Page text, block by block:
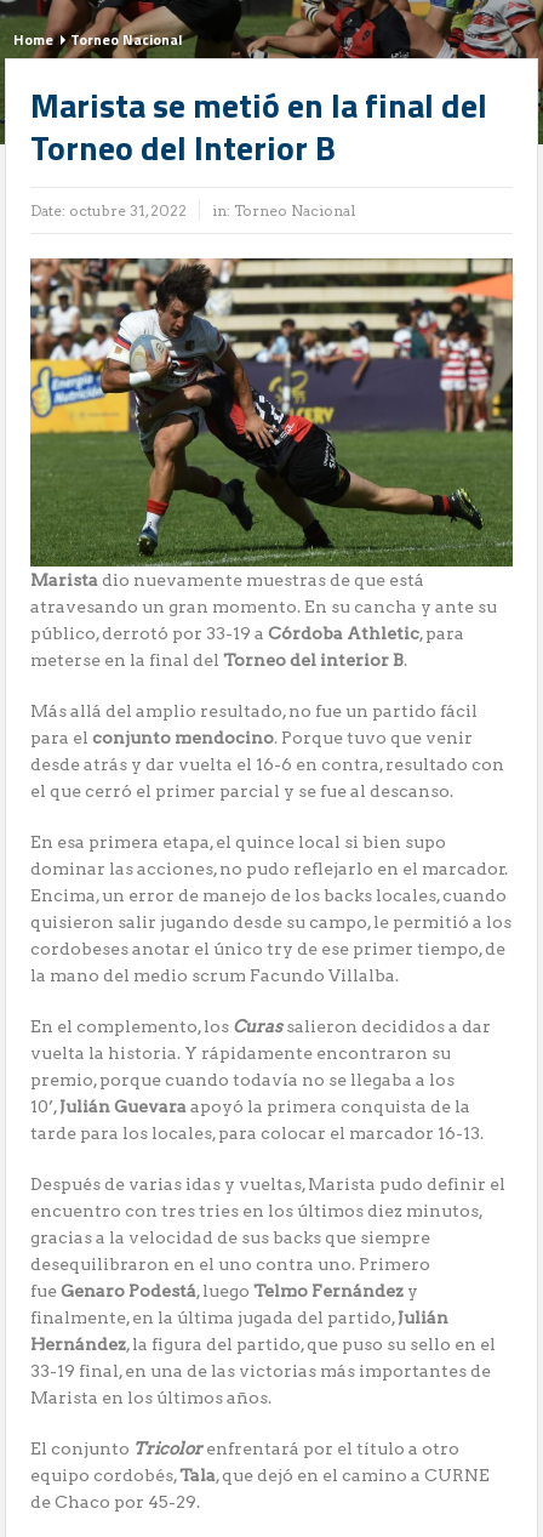
Home Torneo Nacional
Marista se metió en la final del
Torneo del Interior B
Date: octubre 31, 2022 in: Torneo Nacional
Maristadio nuevamente muestras de que está
atravesando un gran momento. En su cancha y ante su
público, derrotó por 33-19 aCórdoba Athletic, para
meterse en la final delTorneo del interior B.
Más allá del amplio resultado, no fue un partido fácil
para elconjunto mendocino. Porque tuvo que venir
desde atrás y dar vuelta el 16-6 en contra, resultado con
el que cerró el primer parcial y se fue al descanso.
En esa primera etapa, el quince local si bien supo
dominar las acciones, no pudo reflejarlo en el marcador.
Encima, un error de manejo de los backs locales, cuando
quisieron salir jugando desde su campo, le permitió a los
cordobeses anotar el único try de ese primer tiempo, de
la mano del medio scrum Facundo Villalba.
En el complemento, los Curassalieron decididos a dar
vuelta la historia. Y rápidamente encontraron su
premio, porque cuando todavía no se llegaba a los
10’,Julián Guevaraapoyó la primera conquista de la
tarde para los locales, para colocar el marcador 16-13.
Después de varias idas y vueltas, Marista pudo definir el
encuentro con tres tries en los últimos diez minutos,
gracias a la velocidad de sus backs que siempre
desequilibraron en el uno contra uno. Primero
fueGenaro Podestá, luegoTelmo Fernández y
finalmente, en la última jugada del partido,Julián
Hernández, la figura del partido, que puso su sello en el
33-19 final, en una de las victorias más importantes de
Marista en los últimos años.
El conjunto Tricolorenfrentará por el título a otro
equipo cordobés,Tala, que dejó en el camino a CURNE
de Chaco por 45-29.